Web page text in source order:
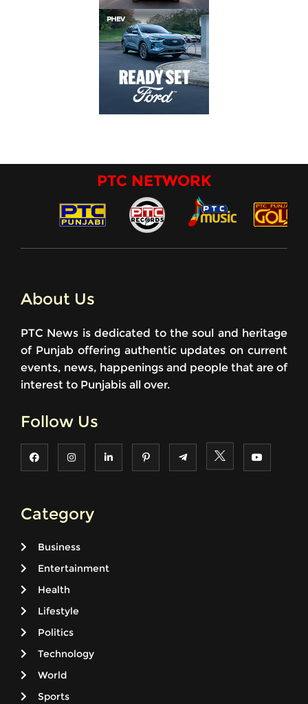
PTC NETWORK
About Us
PTC News is dedicated to the soul and heritage
of Punjab offering authentic updates on current
events, news, happenings and people that are of
interest to Punjabis all over.
Follow Us
Category
Business
Entertainment
Health
Lifestyle
Politics
Technology
World
Sports